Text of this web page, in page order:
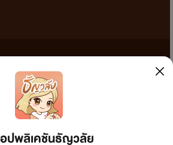
อปพลิเคชันธัญวลัย
รับผิดชอบต่อข้อความใดๆ ทั้งสิ้น ดังนั้นผู้อ่านทุกท่านโปรดใช้
ง และหากท่านพบข้อความใดๆ ที่ขัดต่อกฎหมายและศีลธรรม
เพื่อทีมงานจะได้ดำเนินการในทันที ทั้งนี้ ทางเว็บไซต์ขอสงวน
บเพิ่มเติม) พ.ศ.2558